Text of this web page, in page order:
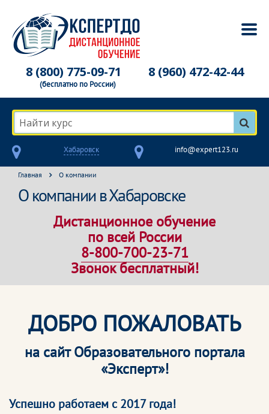
8 (800) 775-09-71
(бесплатно по России)
8 (960) 472-42-44
Найти курс
Хабаровск info@expert123.ru
Главная О компании
О компании в Хабаровске
Дистанционное обучение
по всей России
8-800-700-23-71
Звонок бесплатный!
ДОБРО ПОЖАЛОВАТЬ
на сайт Образовательного портала
«Эксперт»!
Успешно работаем с 2017 года!